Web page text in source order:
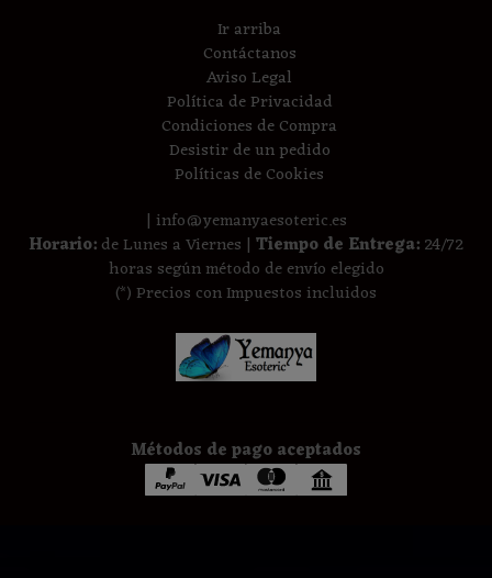
Ir arriba
Contáctanos
Aviso Legal
Política de Privacidad
Condiciones de Compra
Desistir de un pedido
Políticas de Cookies
| info@yemanyaesoteric.es
Horario:de Lunes a Viernes | Tiempo de Entrega:24/72
horas según método de envío elegido
(*) Precios con Impuestos incluidos
Métodos de pago aceptados